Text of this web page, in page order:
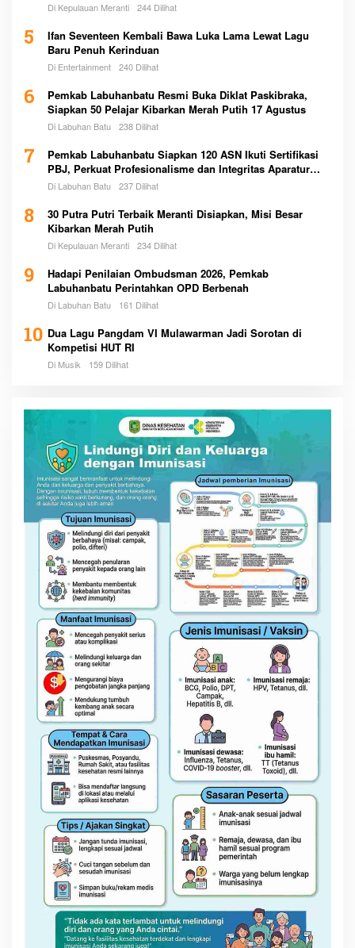
Di Kepulauan Meranti 244 Dilihat
5
Ifan Seventeen Kembali Bawa Luka Lama Lewat Lagu
Baru Penuh Kerinduan
Di Entertainment 240 Dilihat
6
Pemkab Labuhanbatu Resmi Buka Diklat Paskibraka,
Siapkan 50 Pelajar Kibarkan Merah Putih 17 Agustus
Di Labuhan Batu 238 Dilihat
7
Pemkab Labuhanbatu Siapkan 120 ASN Ikuti Sertifikasi
PBJ, Perkuat Profesionalisme dan Integritas Aparatur
Pemerintah
Di Labuhan Batu 237 Dilihat
8
30 Putra Putri Terbaik Meranti Disiapkan, Misi Besar
Kibarkan Merah Putih
Di Kepulauan Meranti 234 Dilihat
9
Hadapi Penilaian Ombudsman 2026, Pemkab
Labuhanbatu Perintahkan OPD Berbenah
Di Labuhan Batu 161 Dilihat
10 Dua Lagu Pangdam VI Mulawarman Jadi Sorotan di
Kompetisi HUT RI
Di Musik 159 Dilihat